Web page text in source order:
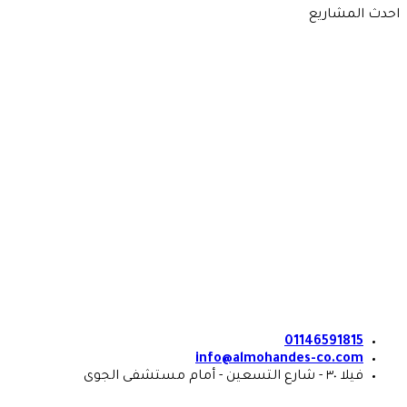
Skip
احدث المشاريع
01146591815
info@almohandes-co.com
فيلا ٣٠ - شارع التسعين - أمام مستشفى الجوى